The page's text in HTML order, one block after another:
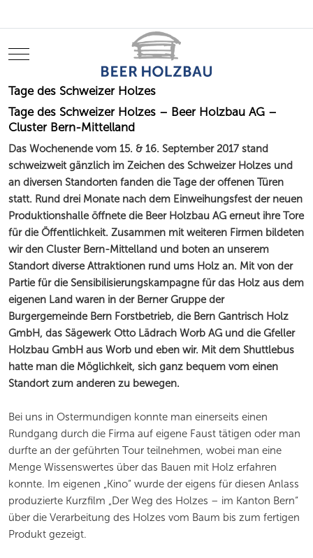
Mobile Menu Toggle
Tage des Schweizer Holzes
Tage des Schweizer Holzes – Beer Holzbau AG –
Cluster Bern-Mittelland
Das Wochenende vom 15. & 16. September 2017 stand
schweizweit gänzlich im Zeichen des Schweizer Holzes und
an diversen Standorten fanden die Tage der offenen Türen
statt. Rund drei Monate nach dem Einweihungsfest der neuen
Produktionshalle öffnete die Beer Holzbau AG erneut ihre Tore
für die Öffentlichkeit. Zusammen mit weiteren Firmen bildeten
wir den Cluster Bern-Mittelland und boten an unserem
Standort diverse Attraktionen rund ums Holz an. Mit von der
Partie für die Sensibilisierungskampagne für das Holz aus dem
eigenen Land waren in der Berner Gruppe der
Burgergemeinde Bern Forstbetrieb, die Bern Gantrisch Holz
GmbH, das Sägewerk Otto Lädrach Worb AG und die Gfeller
Holzbau GmbH aus Worb und eben wir. Mit dem Shuttlebus
hatte man die Möglichkeit, sich ganz bequem vom einen
Standort zum anderen zu bewegen.
Bei uns in Ostermundigen konnte man einerseits einen
Rundgang durch die Firma auf eigene Faust tätigen oder man
durfte an der geführten Tour teilnehmen, wobei man eine
Menge Wissenswertes über das Bauen mit Holz erfahren
konnte. Im eigenen „Kino“ wurde der eigens für diesen Anlass
produzierte Kurzfilm „Der Weg des Holzes – im Kanton Bern“
über die Verarbeitung des Holzes vom Baum bis zum fertigen
Produkt gezeigt.